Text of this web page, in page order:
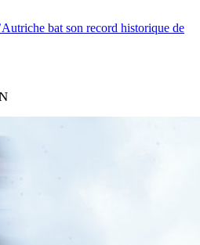
bat son record historique de